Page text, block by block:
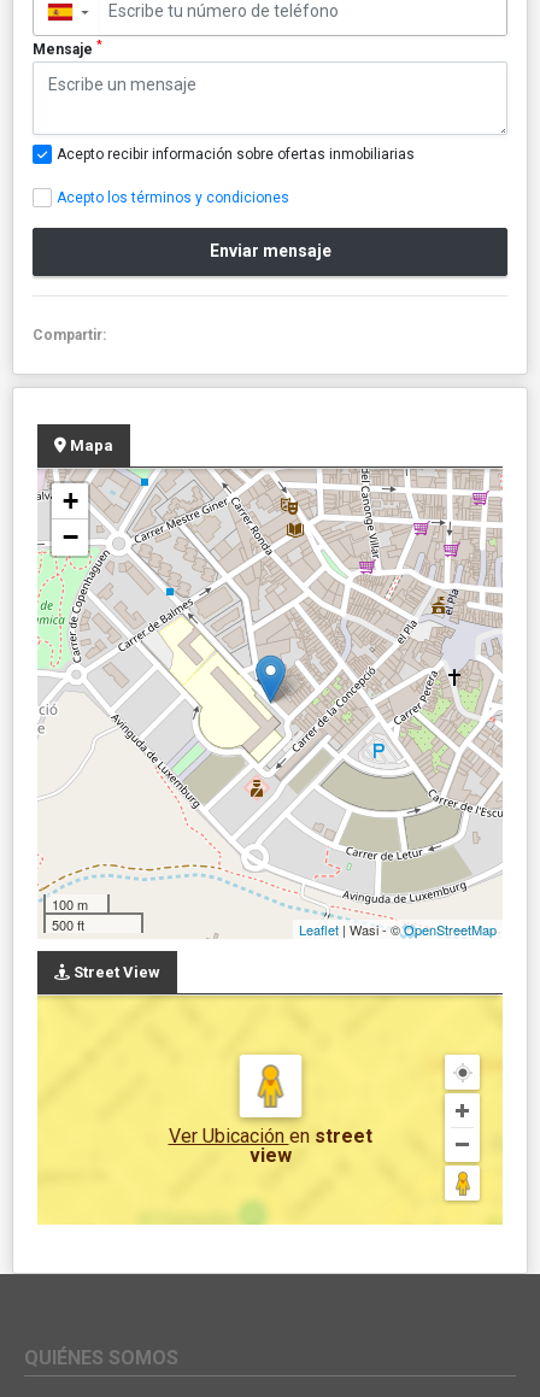
▼
Mensaje *
Acepto recibir información sobre ofertas inmobiliarias
Acepto los términos y condiciones
Enviar mensaje
Compartir:
Mapa
+
−
100 m
500 ft
Leaflet | Wasi - ©OpenStreetMap
Street View
Ver Ubicación en street
view
QUIÉNES SOMOS